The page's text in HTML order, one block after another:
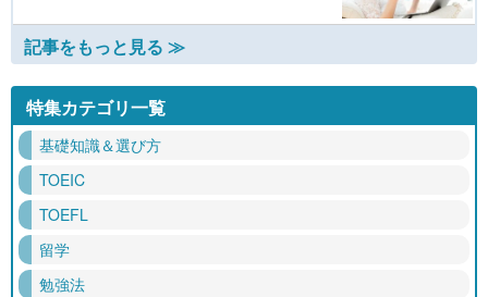
記事をもっと見る ≫
特集カテゴリ一覧
基礎知識＆選び方
TOEIC
TOEFL
留学
勉強法